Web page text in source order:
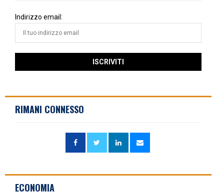
Indirizzo email:
RIMANI CONNESSO
ECONOMIA